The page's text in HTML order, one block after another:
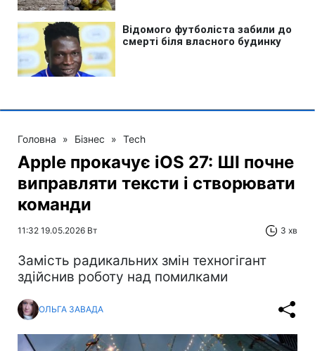
Головна » Бізнес » Tech
Apple прокачує iOS 27: ШІ почне
виправляти тексти і створювати
команди
11:32 19.05.2026 Вт 3 хв
Замість радикальних змін техногігант
здійснив роботу над помилками
ОЛЬГА ЗАВАДА